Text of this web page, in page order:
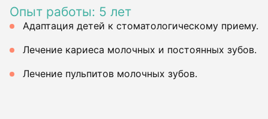
Опыт работы: 5 лет
Адаптация детей к стоматологическому приему.
Лечение кариеса молочных и постоянных зубов.
Лечение пульпитов молочных зубов.